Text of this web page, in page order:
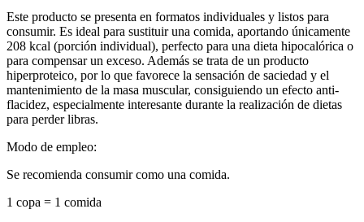
Este producto se presenta en formatos individuales y listos para
consumir. Es ideal para sustituir una comida, aportando únicamente
208 kcal (porción individual), perfecto para una dieta hipocalórica o
para compensar un exceso. Además se trata de un producto
hiperproteico, por lo que favorece la sensación de saciedad y el
mantenimiento de la masa muscular, consiguiendo un efecto anti-
flacidez, especialmente interesante durante la realización de dietas
para perder libras.
Modo de empleo:
Se recomienda consumir como una comida.
1 copa = 1 comida